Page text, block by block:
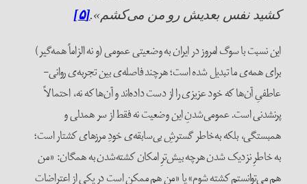
کشید نفس بعدیش رو من می‌کشم».[۵]
این نسبت با سوگ امروز در ایران به وضعیتی عمومی (و نه الزاماً همه‌گیر)
برای همه‌ی ما تبدیل شده است؛ هرچند فاصله‌‌‌ی بین تجربه‌ی روانی-
عاطفیِ آن‌ها که خود عزیزی را از دست داده‌اند و آن‌ها که نه، احتمالاً
پرنشدنی است. عمومی‌‌شدنِ این وضعیت نه فقط از سر همدلی و
همبستگی، بلکه به‌خاطر گسترشِ بی‌سابقه‌ی خودِ مرزهای کشتار است؛
به خاطرِ نزدیک شدن هرچه بیش‌ترِ امکان کشته‌شدن به همگان: «من
هم می‌توانستم کشته شوم» یا «من هم ممکن است در یکی از اعتراضات